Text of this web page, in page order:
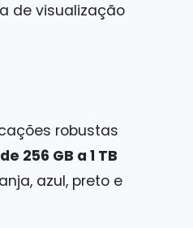
de visualização
robustas
256 GB a 1 TB
azul, preto e